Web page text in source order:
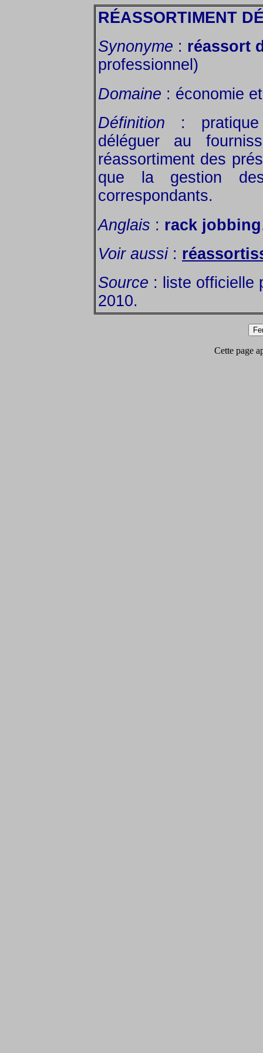
RÉASSORTIMENT
Synonyme : réassort
professionnel)
Domaine : économie
Définition : pratique
déléguer au
réassortiment des
que la gestion
correspondants.
Anglais : rack jobbing
Voir aussi:
Source : liste officielle
2010.
Cette page